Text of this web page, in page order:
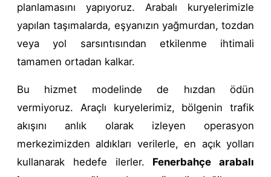
planlamasını yapıyoruz. Arabalı kuryelerimizle
yapılan taşımalarda, eşyanızın yağmurdan, tozdan
veya yol sarsıntısından etkilenme ihtimali
tamamen ortadan kalkar.
Bu hizmet modelinde de hızdan ödün
vermiyoruz. Araçlı kuryelerimiz, bölgenin trafik
akışını anlık olarak izleyen operasyon
merkezimizden aldıkları verilerle, en açık yolları
kullanarak hedefe ilerler. Fenerbahçe arabalı